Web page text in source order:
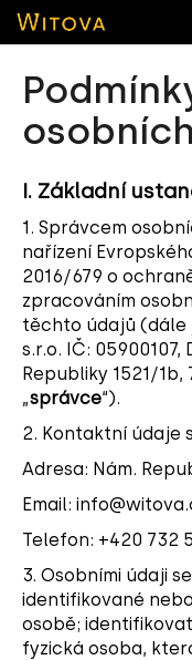
Přejít
obsah
I. Základní
1. Správcem
nařízení
2016/679 o
zpracováním
těchto údajů (dále
s.r.o. IČ: 05900107,
Republiky 1521/
„správce“).
2. Kontaktní údaje
Adresa: Nám.
Email:
Telefon: +420 732
3. Osobními údaji
identifikované
osobě;
fyzická osoba,
o
C
o
p
o
t
ř
e
b
u
j
e
t
e
n
a
j
í
t
?